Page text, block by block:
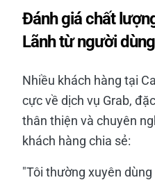
Đánh giá chất
Lãnh từ người
Nhiều khách hàng tại
cực về dịch vụ Grab,
thân thiện và chuyên
khách hàng chia sẻ:
"Tôi thường xuyên